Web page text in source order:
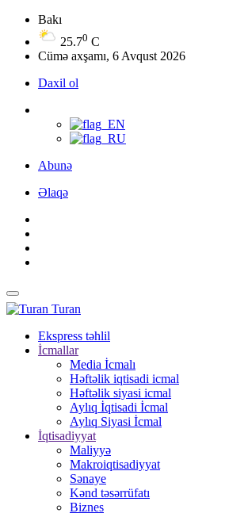
Bakı
25.70 C
Cümə axşamı, 6 Avqust 2026
Daxil ol
Abunə
Əlaqə
Turan
Ekspress təhlil
İcmallar
Media İcmalı
Həftəlik iqtisadi icmal
Həftəlik siyasi icmal
Aylıq İqtisadi İcmal
Aylıq Siyasi İcmal
İqtisadiyyat
Maliyyə
Makroiqtisadiyyat
Sənaye
Kənd təsərrüfatı
Biznes